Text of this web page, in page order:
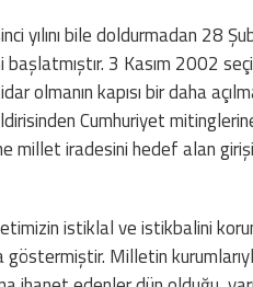
yılını bile doldurmadan 28
3 Kasım 2002
olmanın kapısı bir daha
Cumhuriyet
millet iradesini hedef alan
istiklal ve istikbalini
Milletin